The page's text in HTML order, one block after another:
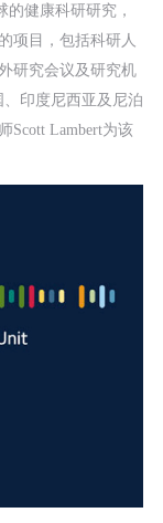
健康科研研究，
项目，包括科研人
研究会议及研究机
印度尼西亚及尼泊
Scott Lambert为该